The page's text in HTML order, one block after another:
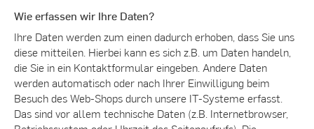
Wie erfassen wir Ihre Daten?
Ihre Daten werden zum einen dadurch erhoben, dass Sie uns
diese mitteilen. Hierbei kann es sich z.B. um Daten handeln,
die Sie in ein Kontaktformular eingeben. Andere Daten
werden automatisch oder nach Ihrer Einwilligung beim
Besuch des Web-Shops durch unsere IT-Systeme erfasst.
Das sind vor allem technische Daten (z.B. Internetbrowser,